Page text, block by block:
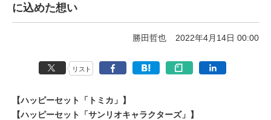
に込めた想い
勝田哲也 2022年4月14日 00:00
リスト
【ハッピーセット「トミカ」】
【ハッピーセット「サンリオキャラクターズ」】